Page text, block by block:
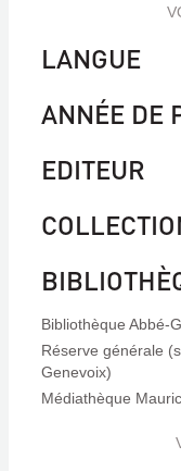
LANGUE
ANNÉE DE
EDITEUR
Bibliothèque Abbé-
Réserve générale
Genevoix)
Médiathèque